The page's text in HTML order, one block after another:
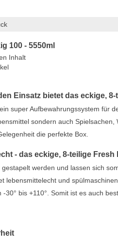
100 - 5550ml
Inhalt
Einsatz bietet das eckige,
super Aufbewahrungssystem für
sondern auch Spielsachen,
die perfekte Box.
- das eckige, 8-teilige Fresh
werden und lassen sich
lebensmittelecht und
30° bis +110°. Somit ist es auch